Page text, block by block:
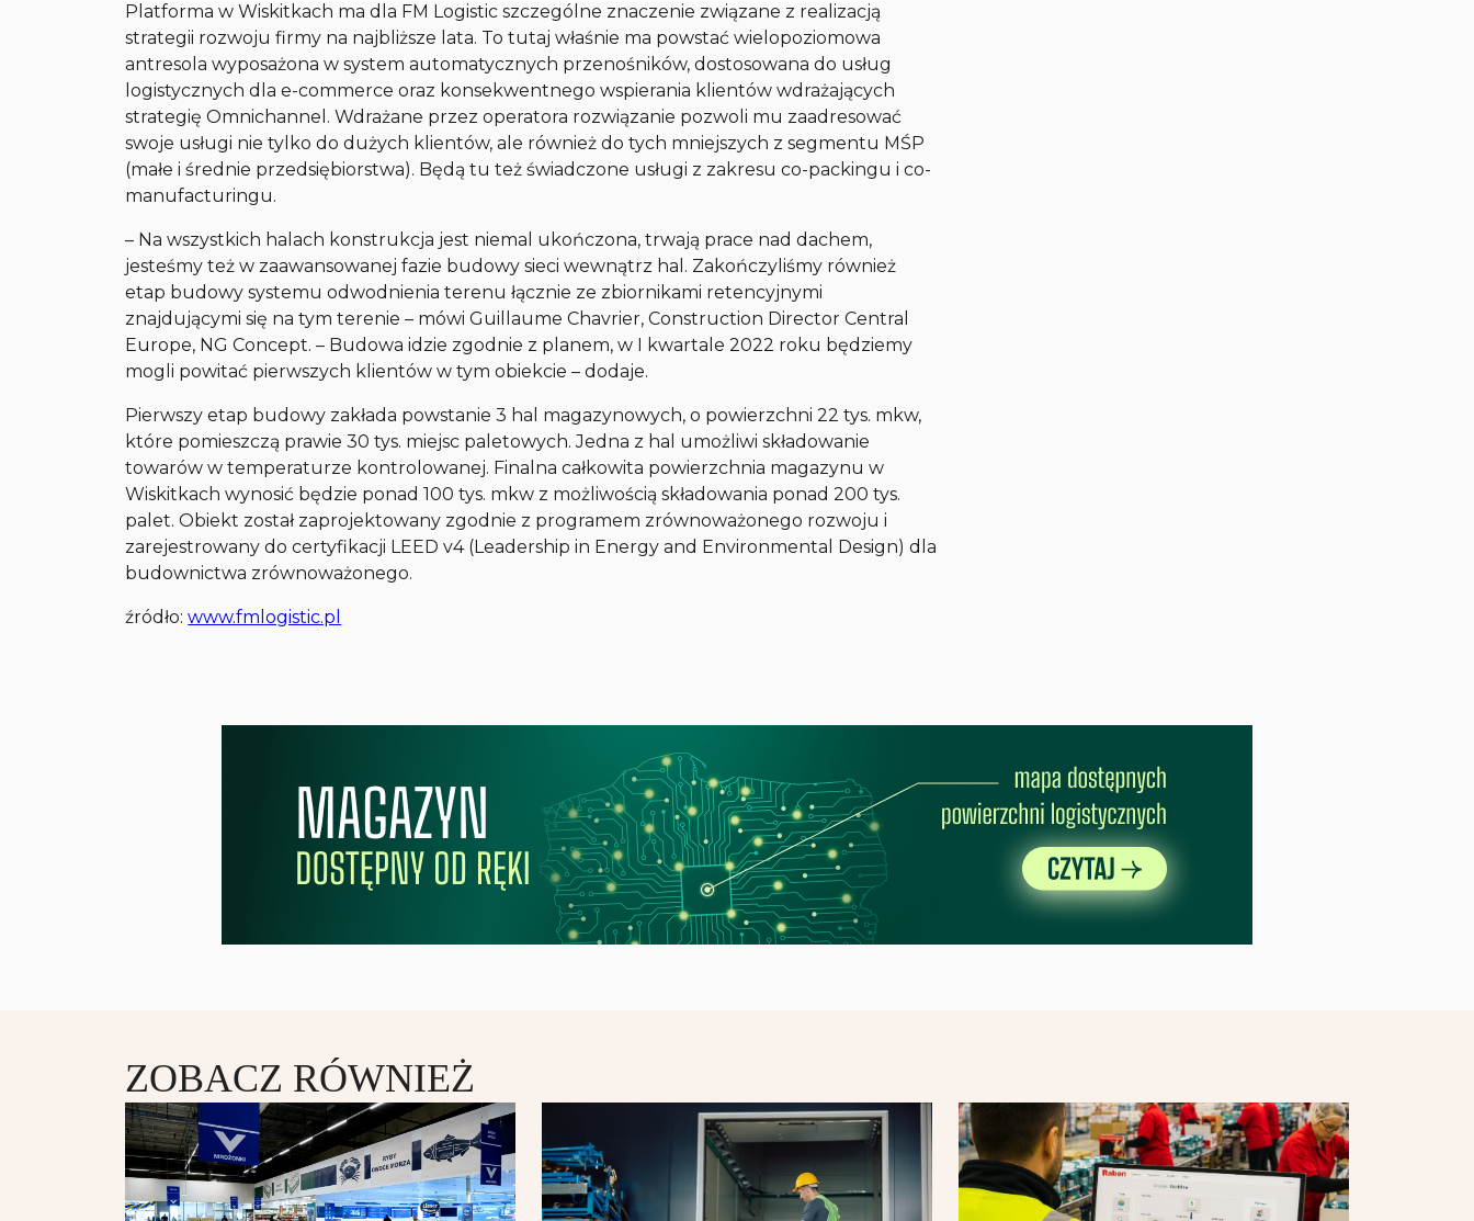
Platforma w Wiskitkach ma dla FM Logistic szczególne znaczenie związane z realizacją
strategii rozwoju firmy na najbliższe lata. To tutaj właśnie ma powstać wielopoziomowa
antresola wyposażona w system automatycznych przenośników, dostosowana do usług
logistycznych dla e-commerce oraz konsekwentnego wspierania klientów wdrażających
strategię Omnichannel. Wdrażane przez operatora rozwiązanie pozwoli mu zaadresować
swoje usługi nie tylko do dużych klientów, ale również do tych mniejszych z segmentu MŚP
(małe i średnie przedsiębiorstwa). Będą tu też świadczone usługi z zakresu co-packingu i co-
manufacturingu.
– Na wszystkich halach konstrukcja jest niemal ukończona, trwają prace nad dachem,
jesteśmy też w zaawansowanej fazie budowy sieci wewnątrz hal. Zakończyliśmy również
etap budowy systemu odwodnienia terenu łącznie ze zbiornikami retencyjnymi
znajdującymi się na tym terenie – mówi Guillaume Chavrier, Construction Director Central
Europe, NG Concept. – Budowa idzie zgodnie z planem, w I kwartale 2022 roku będziemy
mogli powitać pierwszych klientów w tym obiekcie – dodaje.
Pierwszy etap budowy zakłada powstanie 3 hal magazynowych, o powierzchni 22 tys. mkw,
które pomieszczą prawie 30 tys. miejsc paletowych. Jedna z hal umożliwi składowanie
towarów w temperaturze kontrolowanej. Finalna całkowita powierzchnia magazynu w
Wiskitkach wynosić będzie ponad 100 tys. mkw z możliwością składowania ponad 200 tys.
palet. Obiekt został zaprojektowany zgodnie z programem zrównoważonego rozwoju i
zarejestrowany do certyfikacji LEED v4 (Leadership in Energy and Environmental Design) dla
budownictwa zrównoważonego.
źródło:www.fmlogistic.pl
ZOBACZ RÓWNIEŻ